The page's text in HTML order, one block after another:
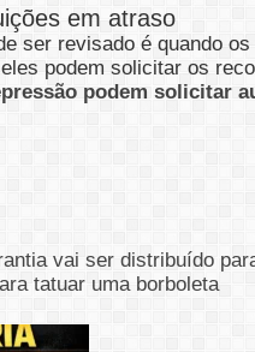
em atraso
ser revisado é quando
podem solicitar os
podem solicitar
vai ser distribuído
tatuar uma borboleta